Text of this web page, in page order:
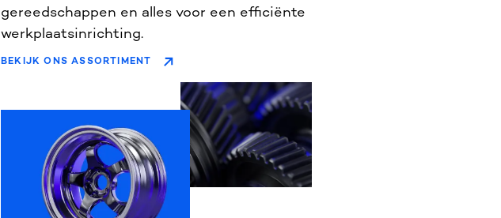
gereedschappen en alles voor een efficiënte
werkplaatsinrichting.
BEKIJK ONS ASSORTIMENT